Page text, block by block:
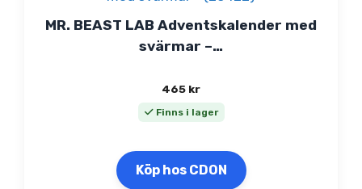
MR. BEAST LAB Adventskalender med
svärmar –…
465 kr
Finns i lager
Köp hos CDON